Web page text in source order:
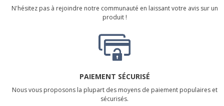
N'hésitez pas à rejoindre notre communauté en laissant votre avis sur un
produit !
PAIEMENT SÉCURISÉ
Nous vous proposons la plupart des moyens de paiement populaires et
sécurisés.